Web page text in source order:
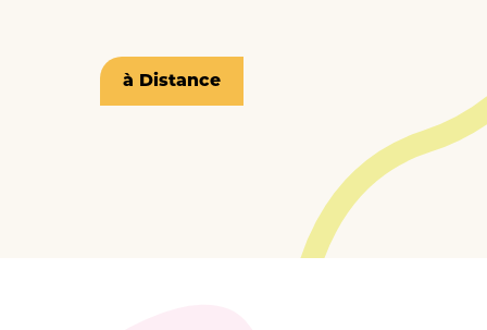
à Distance